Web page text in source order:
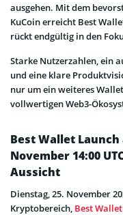
ausgehen. Mit dem
KuCoin erreicht Best
rückt endgültig in den
Starke Nutzerzahlen, ein
und eine klare
nur um ein weiteres
vollwertigen Web3-
Best Wallet Launch
November 14:00
Aussicht
Dienstag, 25. November
Kryptobereich, Best Wallet